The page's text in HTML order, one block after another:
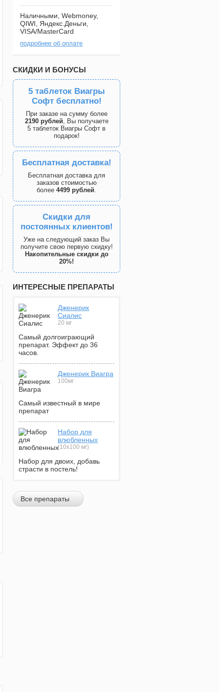
Наличными, Webmoney,
QIWI, Яндекс.Деньги,
VISA/MasterCard
подробнее об оплате
СКИДКИ И БОНУСЫ
5 таблеток Виагры
Софт бесплатно!
При заказе на сумму более
2190 рублей, Вы получаете
5 таблеток Виагры Софт в
подарок!
Бесплатная доставка!
Бесплатная доставка для
заказов стоимостью
более 4499 рублей.
Скидки для
постоянных клиентов!
Уже на следующий заказ Вы
получите свою первую скидку!
Накопительные скидки до
20%!
ИНТЕРЕСНЫЕ ПРЕПАРАТЫ
Дженерик
Сиалис
20 мг
Самый долгоиграющий
препарат. Эффект до 36
часов.
Дженерик Виагра
100мг
Самый известный в мире
препарат
Набор для
влюбленных
(10х100 мг)
Набор для двоих, добавь
страсти в постель!
Все препараты